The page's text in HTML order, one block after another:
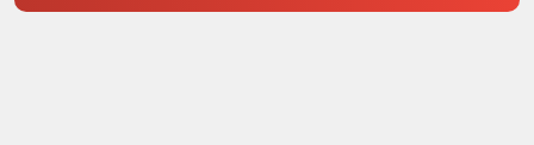
projektach 5 V